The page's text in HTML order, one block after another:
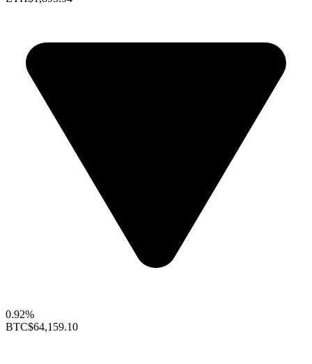
0.92%
BTC$64,159.10